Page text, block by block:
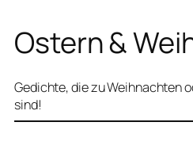
Ostern &
Gedichte, die zu Weihnachten
sind!